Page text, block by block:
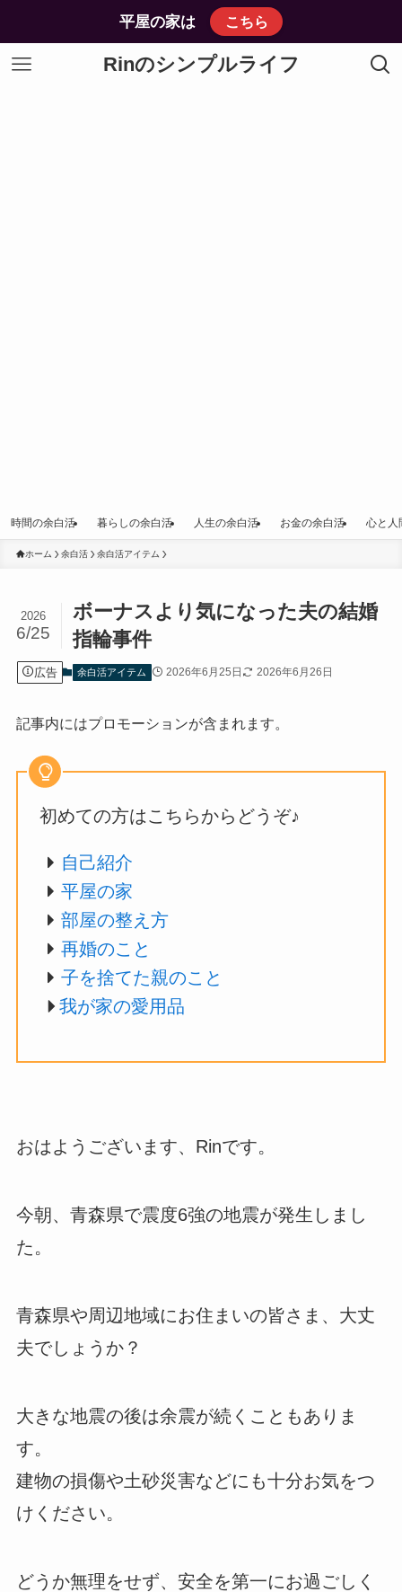
平屋の家は こちら
Rinのシンプルライフ
時間の余白活 暮らしの余白活 人生の余白活 お金の余白活 心と人
ホーム 余白活 余白活アイテム
ボーナスより気になった夫の結婚
指輪事件
2026
6/25
広告 余白活アイテム 2026年6月25日 2026年6月26日
記事内にはプロモーションが含まれます。
初めての方はこちらからどうぞ♪
自己紹介
平屋の家
部屋の整え方
再婚のこと
子を捨てた親のこと
我が家の愛用品
おはようございます、Rinです。
今朝、青森県で震度6強の地震が発生しまし
た。
青森県や周辺地域にお住まいの皆さま、大丈
夫でしょうか？
大きな地震の後は余震が続くこともありま
す。
建物の損傷や土砂災害などにも十分お気をつ
けください。
どうか無理をせず、安全を第一にお過ごしく